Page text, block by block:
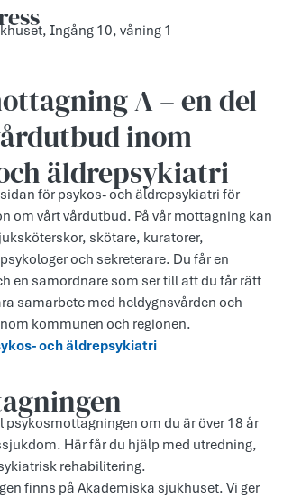
Ingång 10, våning 1
A – en del
inom
äldrepsykiatri
för psykos- och äldrepsykiatri för
om vårt vårdutbud. På vår mottagning kan
skötare, kuratorer,
och sekreterare. Du får en
en samordnare som ser till att du får rätt
samarbete med heldygnsvården och
kommunen och regionen.
och äldrepsykiatri
om du är över 18 år
Här får du hjälp med utredning,
rehabilitering.
finns på Akademiska sjukhuset. Vi ger